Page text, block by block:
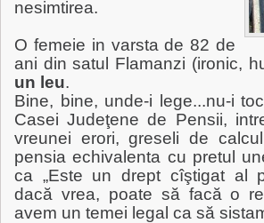
nesimtirea.
O femeie in varsta de 82 de
ani din satul Flamanzi (ironic,
un leu.
Bine, bine, unde-i lege...nu-i
Casei Judeţene de Pensii,
vreunei erori, greseli de
pensia echivalenta cu pretul
ca „Este un drept cîştigat al
dacă vrea, poate să facă o
avem un temei legal ca să